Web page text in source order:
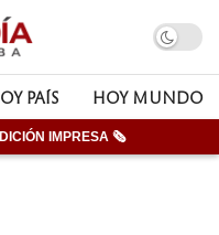
PAÍS HOY MUNDO
IMPRESA 🗞